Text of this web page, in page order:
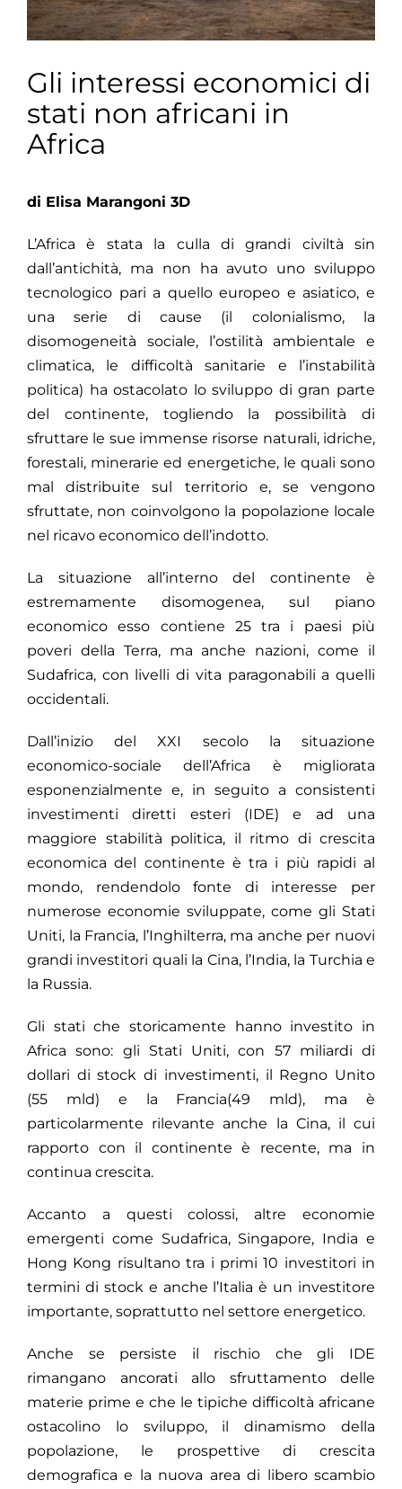
Gli interessi economici di
stati non africani in
Africa
di Elisa Marangoni 3D
L’Africa è stata la culla di grandi civiltà sin
dall’antichità, ma non ha avuto uno sviluppo
tecnologico pari a quello europeo e asiatico, e
una serie di cause (il colonialismo, la
disomogeneità sociale, l’ostilità ambientale e
climatica, le difficoltà sanitarie e l’instabilità
politica) ha ostacolato lo sviluppo di gran parte
del continente, togliendo la possibilità di
sfruttare le sue immense risorse naturali, idriche,
forestali, minerarie ed energetiche, le quali sono
mal distribuite sul territorio e, se vengono
sfruttate, non coinvolgono la popolazione locale
nel ricavo economico dell’indotto.
La situazione all’interno del continente è
estremamente disomogenea, sul piano
economico esso contiene 25 tra i paesi più
poveri della Terra, ma anche nazioni, come il
Sudafrica, con livelli di vita paragonabili a quelli
occidentali.
Dall’inizio del XXI secolo la situazione
economico-sociale dell’Africa è migliorata
esponenzialmente e, in seguito a consistenti
investimenti diretti esteri (IDE) e ad una
maggiore stabilità politica, il ritmo di crescita
economica del continente è tra i più rapidi al
mondo, rendendolo fonte di interesse per
numerose economie sviluppate, come gli Stati
Uniti, la Francia, l’Inghilterra, ma anche per nuovi
grandi investitori quali la Cina, l’India, la Turchia e
la Russia.
Gli stati che storicamente hanno investito in
Africa sono: gli Stati Uniti, con 57 miliardi di
dollari di stock di investimenti, il Regno Unito
(55 mld) e la Francia(49 mld), ma è
particolarmente rilevante anche la Cina, il cui
rapporto con il continente è recente, ma in
continua crescita.
Accanto a questi colossi, altre economie
emergenti come Sudafrica, Singapore, India e
Hong Kong risultano tra i primi 10 investitori in
termini di stock e anche l’Italia è un investitore
importante, soprattutto nel settore energetico.
Anche se persiste il rischio che gli IDE
rimangano ancorati allo sfruttamento delle
materie prime e che le tipiche difficoltà africane
ostacolino lo sviluppo, il dinamismo della
popolazione, le prospettive di crescita
demografica e la nuova area di libero scambio